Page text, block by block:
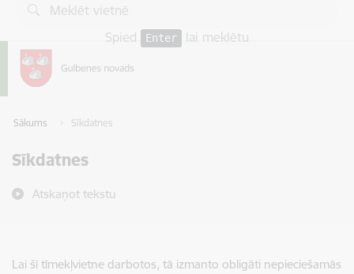
Pāriet uz lapas saturu
Spied
Enter lai meklētu
Sākums Sīkdatnes
Sīkdatnes
Atskaņot tekstu
Lai šī tīmekļvietne darbotos, tā izmanto obligāti nepieciešamās